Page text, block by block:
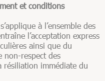
et conditions
à l’ensemble des
l’acceptation express
ainsi que du
non-respect des
résiliation immédiate du